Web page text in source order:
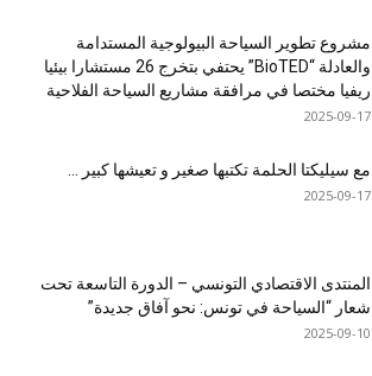
مشروع تطوير السياحة البيولوجية المستدامة
والعادلة “BioTED” يحتفي بتخرج 26 مستشارا بيئيا
ريفيا مختصا في مرافقة مشاريع السياحة الفلاحية
2025-09-17
مع سيليكتا الحلمة تكتبها صغير و تعيشها كبير …
2025-09-17
المنتدى الاقتصادي التونسي – الدورة التاسعة تحت
شعار “السياحة في تونس: نحو آفاق جديدة”
2025-09-10